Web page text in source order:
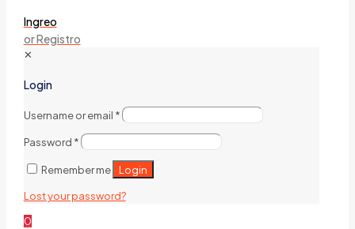
Ingreo
or Registro
✕
Login
Username or email *
Password *
Remember me Login
Lost your password?
0